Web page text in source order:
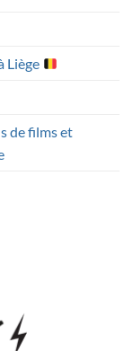
Liège
de films et